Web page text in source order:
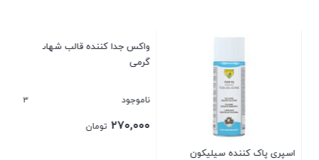
اسپری پاک کننده سیلیکون
گرمی
ناموجود 3
۲۷۰,۰۰۰ تومان